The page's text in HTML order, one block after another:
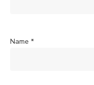
Name *